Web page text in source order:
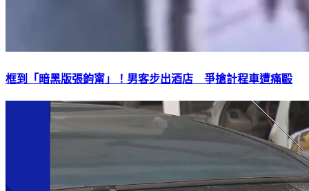
框到「暗黑版張鈞甯」！男客步出酒店 爭搶計程車遭痛毆